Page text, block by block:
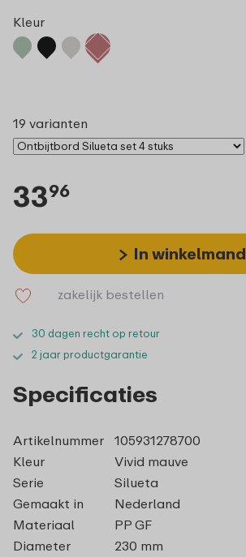
Kleur
19 varianten
3396
In winkelmand
zakelijk bestellen
30 dagen recht op retour
2 jaar productgarantie
Specificaties
Artikelnummer
105931278700
Kleur
Vivid mauve
Serie
Silueta
Gemaakt in
Nederland
Materiaal
PP GF
Diameter
230 mm